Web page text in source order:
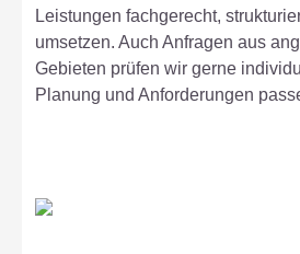
Leistungen fachgerecht,
umsetzen. Auch Anfragen aus
Gebieten prüfen wir gerne
Planung und Anforderungen